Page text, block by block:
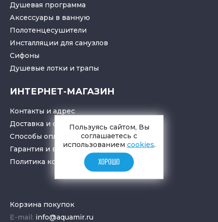
Душевая программа
Аксессуары в ванную
Полотенцесушители
Инсталляции для санузлов
Cифоны
Душевые лотки и трапы
ИНТЕРНЕТ-МАГАЗИН
Контакты и адрес
Доставка и самовывоз
Способы оплаты
Гарантия и возврат товара
Политика конфиденциальности
Корзина покупок
E-mail: info@aquamir.ru
Пользуясь сайтом, Вы
соглашаетесь с
использованием cookies.
ХОРОШО